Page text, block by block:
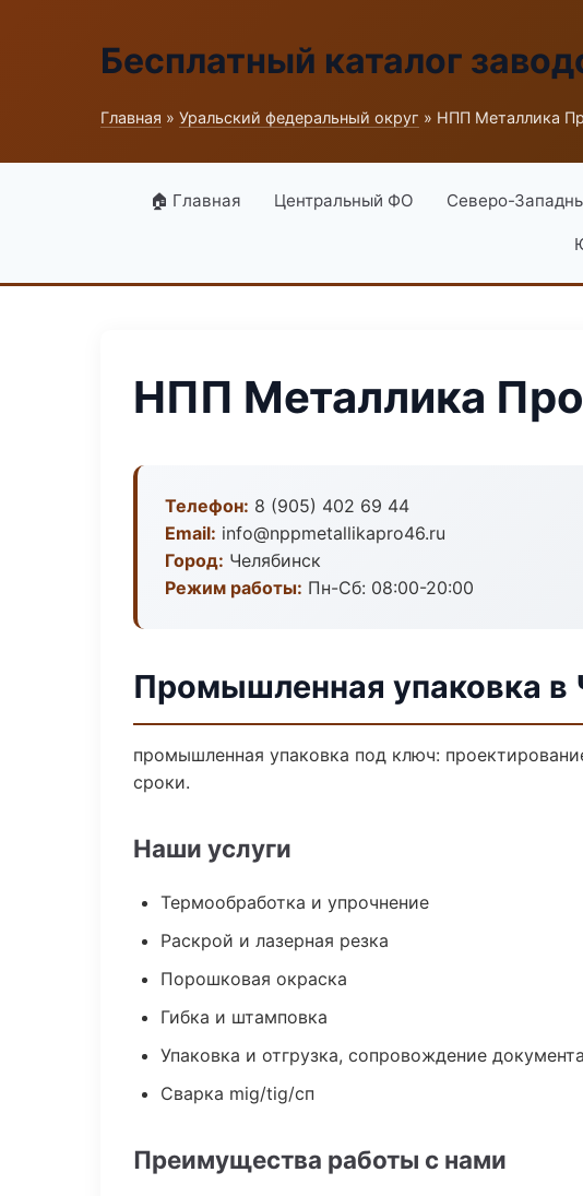
Бесплатный каталог
Главная » Уральский федеральный округ » НПП Металлика
🏠 Главная Центральный ФО Северо-
НПП Металлика
Телефон: 8 (905) 402 69 44
Email: info@nppmetallikapro46.ru
Город: Челябинск
Режим работы: Пн-Сб: 08:00-20:00
Промышленная упаковка в
промышленная упаковка под ключ:
сроки.
Наши услуги
Термообработка и упрочнение
Раскрой и лазерная резка
Порошковая окраска
Гибка и штамповка
Упаковка и отгрузка, сопровождение
Сварка mig/tig/сп
Преимущества работы с нами